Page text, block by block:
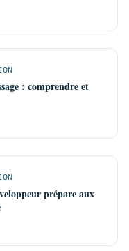
: comprendre et
prépare aux